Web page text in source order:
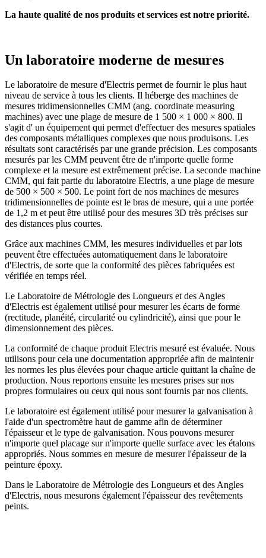
La haute qualité de nos produits et services est notre priorité.
Un laboratoire moderne de mesures
Le laboratoire de mesure d'Electris permet de fournir le plus haut
niveau de service à tous les clients. Il héberge des machines de
mesures tridimensionnelles CMM (ang. coordinate measuring
machines) avec une plage de mesure de 1 500 × 1 000 × 800. Il
s'agit d' un équipement qui permet d'effectuer des mesures spatiales
des composants métalliques complexes que nous produisons. Les
résultats sont caractérisés par une grande précision. Les composants
mesurés par les CMM peuvent être de n'importe quelle forme
complexe et la mesure est extrêmement précise. La seconde machine
CMM, qui fait partie du laboratoire Electris, a une plage de mesure
de 500 × 500 × 500. Le point fort de nos machines de mesures
tridimensionnelles de pointe est le bras de mesure, qui a une portée
de 1,2 m et peut être utilisé pour des mesures 3D très précises sur
des distances plus courtes.
Grâce aux machines CMM, les mesures individuelles et par lots
peuvent être effectuées automatiquement dans le laboratoire
d'Electris, de sorte que la conformité des pièces fabriquées est
vérifiée en temps réel.
Le Laboratoire de Métrologie des Longueurs et des Angles
d'Electris est également utilisé pour mesurer les écarts de forme
(rectitude, planéité, circularité ou cylindricité), ainsi que pour le
dimensionnement des pièces.
La conformité de chaque produit Electris mesuré est évaluée. Nous
utilisons pour cela une documentation appropriée afin de maintenir
les normes les plus élevées pour chaque article quittant la chaîne de
production. Nous reportons ensuite les mesures prises sur nos
propres formulaires ou ceux qui nous sont fournis par nos clients.
Le laboratoire est également utilisé pour mesurer la galvanisation à
l'aide d'un spectromètre haut de gamme afin de déterminer
l'épaisseur et le type de galvanisation. Nous pouvons mesurer
n'importe quel placage sur n'importe quelle surface avec les étalons
appropriés. Nous sommes en mesure de mesurer l'épaisseur de la
peinture époxy.
Dans le Laboratoire de Métrologie des Longueurs et des Angles
d'Electris, nous mesurons également l'épaisseur des revêtements
peints.